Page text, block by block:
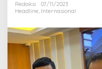
Redaksi
07/11/2023
Headline, Internasional